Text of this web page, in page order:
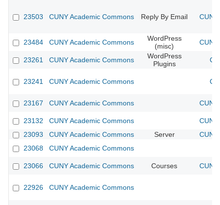
23503 CUNY Academic Commons Reply By Email
23484 CUNY Academic Commons
WordPress
(misc)
23261 CUNY Academic Commons
WordPress
Plugins
23241 CUNY Academic Commons
23167 CUNY Academic Commons
23132 CUNY Academic Commons
23093
CUNY Academic Commons Server
23068
CUNY Academic Commons
23066 CUNY Academic Commons Courses
22926 CUNY Academic Commons